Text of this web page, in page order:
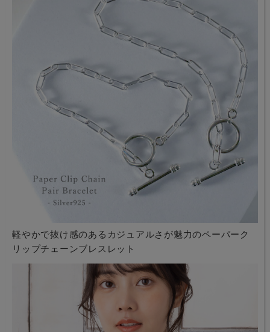
軽やかで抜け感のあるカジュアルさが魅力のペーパーク
リップチェーンブレスレット